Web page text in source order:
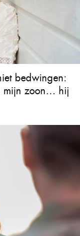
bedwingen:
mijn zoon… hij